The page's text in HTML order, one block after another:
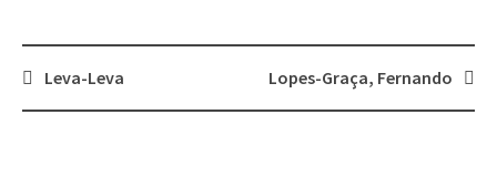
Post
Leva-Leva Lopes-Graça, Fernando